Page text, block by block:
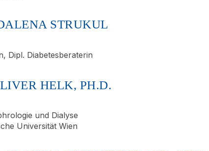
STRUKUL
Dipl. Diabetesberaterin
HELK, PH.D.
und Dialyse
Universität Wien